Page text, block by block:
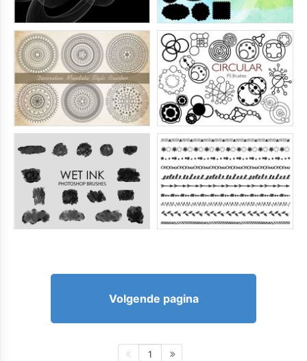
Volgende pagina
1